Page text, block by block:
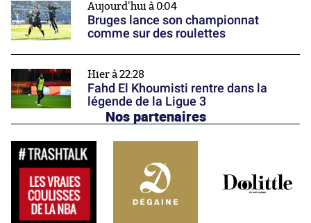
Aujourd'hui à 0:04
Bruges lance son championnat
comme sur des roulettes
Hier à 22:28
Fahd El Khoumisti rentre dans la
légende de la Ligue 3
Nos partenaires